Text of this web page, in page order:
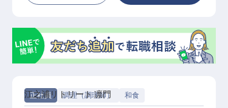
正社員 調理（調理師） 和食
江之浦リトリート 凛門